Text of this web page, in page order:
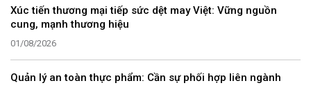
Xúc tiến thương mại tiếp sức dệt may Việt: Vững nguồn
cung, mạnh thương hiệu
01/08/2026
Quản lý an toàn thực phẩm: Cần sự phối hợp liên ngành